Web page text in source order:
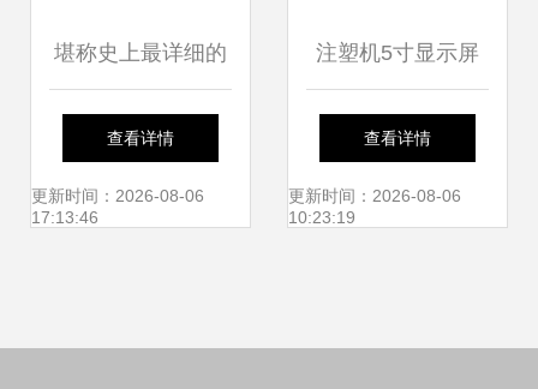
堪称史上最详细的
电子元器件知识讲
解 从制造到应用全
查看详情
更新时间：2026-08-06
17:13:46
注塑机5寸显示屏
M014C在实验分析
仪器制造中的应用
查看详情
更新时间：2026-08-06
10:23:19